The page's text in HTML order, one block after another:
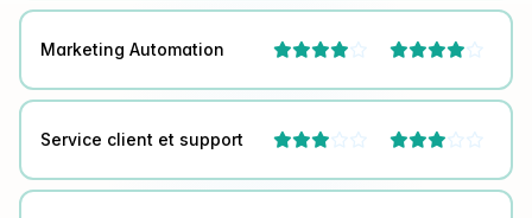
Marketing Automation  
Service client et support  